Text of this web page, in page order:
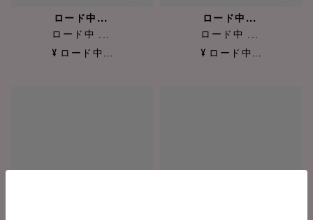
ロード中...
ロード中 ...
¥ ロード中...
ロード中...
ロード中 ...
¥ ロード中...